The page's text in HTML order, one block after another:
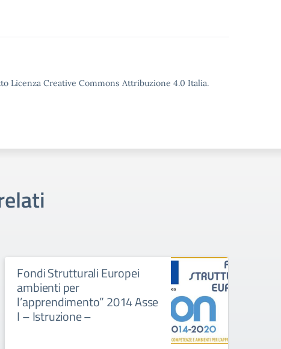
Licenza Creative Commons Attribuzione 4.0 Italia.
Fondi Strutturali Europei
ambienti per
l’apprendimento” 2014 Asse
I – Istruzione –